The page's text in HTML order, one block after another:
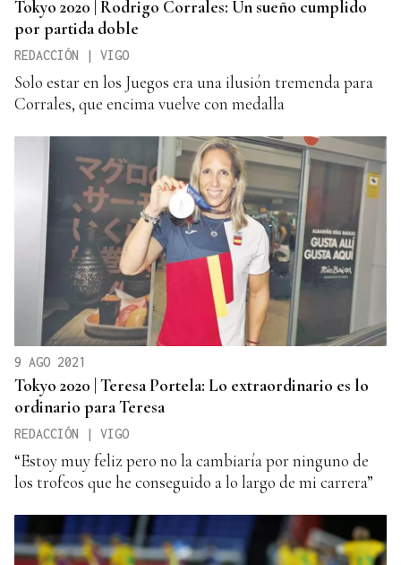
Tokyo 2020 | Rodrigo Corrales: Un sueño cumplido
por partida doble
REDACCIÓN | VIGO
Solo estar en los Juegos era una ilusión tremenda para
Corrales, que encima vuelve con medalla
9 AGO 2021
Tokyo 2020 | Teresa Portela: Lo extraordinario es lo
ordinario para Teresa
REDACCIÓN | VIGO
“Estoy muy feliz pero no la cambiaría por ninguno de
los trofeos que he conseguido a lo largo de mi carrera”